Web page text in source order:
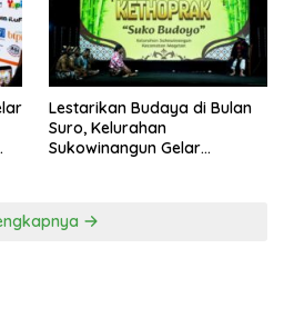
Lestarikan Budaya di Bulan
Suro, Kelurahan
Sukowinangun Gelar